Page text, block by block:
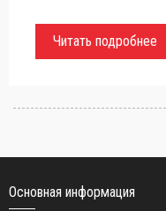
Читать подробнее
Основная информация